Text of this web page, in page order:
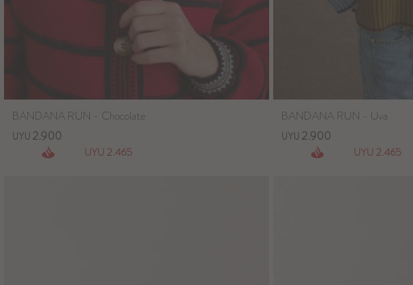
BANDANA RUN - Chocolate
UYU 2.900
UYU 2.465
BANDANA RUN - Uva
UYU 2.900
UYU 2.465